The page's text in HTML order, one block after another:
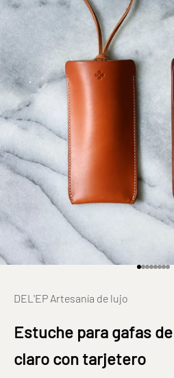
Ir al
Ir al
Ir al
Ir al
Ir al
IrIr
DEL'EP Artesanía de lujo
Estuche para gafas
claro con tarjetero